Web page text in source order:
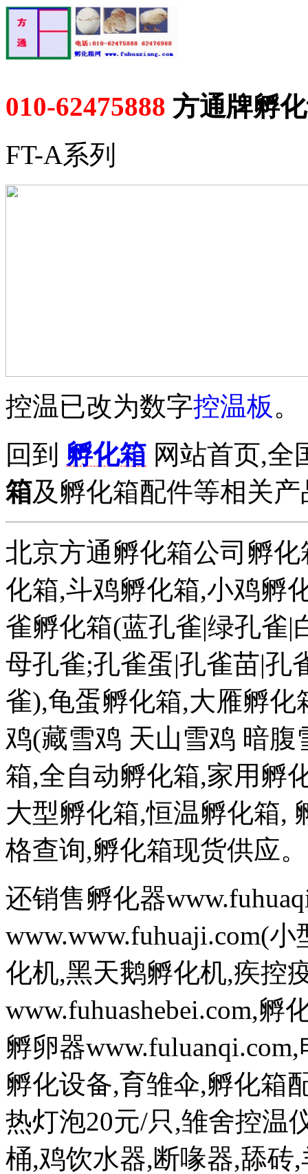
010-62475888 方通牌孵
FT-A系列
控温已改为数字控温板 。
回到 孵化箱 网站首页,全
箱及孵化箱配件等相关产
北京方通孵化箱公司孵
化箱,斗鸡孵化箱,小鸡孵
雀孵化箱(蓝孔雀|绿孔雀|
母孔雀;孔雀蛋|孔雀苗|孔
雀),龟蛋孵化箱,大雁孵
鸡(藏雪鸡 天山雪鸡 暗
箱,全自动孵化箱,家用孵
大型孵化箱,恒温孵化箱,
格查询,孵化箱现货供应。
还销售孵化器
www.www.fuhuaji.com(
化机,黑天鹅孵化机,疾控
www.fuhuashebei.com,孵
孵卵器
孵化设备,育雏伞,孵化箱
热灯泡20元/只,雏舍控温
桶,鸡饮水器,断喙器,舔砖